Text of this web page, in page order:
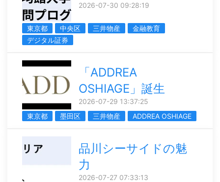
2026-07-30 09:28:19
東京都 中央区 三井物産
金融教育
デジタル証券
「ADDREA
OSHIAGE」誕生
2026-07-29 13:37:25
東京都
墨田区 三井物産 ADDREA OSHIAGE
品川シーサイドの魅
力
2026-07-27 07:33:13